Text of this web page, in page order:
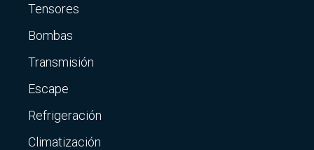
Tensores
Bombas
Transmisión
Escape
Refrigeración
Climatización